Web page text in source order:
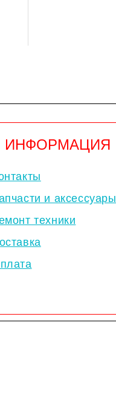
ИНФОРМАЦИЯ
и аксессуары
техники